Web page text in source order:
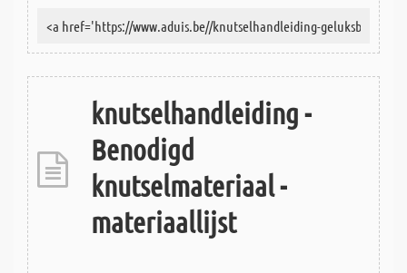
knutselhandleiding -
Benodigd
knutselmateriaal -
materiaallijst